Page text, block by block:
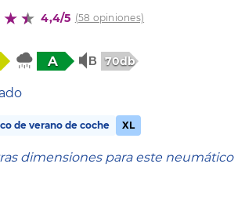
4,4/5 (58 opiniones)
A 70db
de verano de coche XL
dimensiones para este neumático